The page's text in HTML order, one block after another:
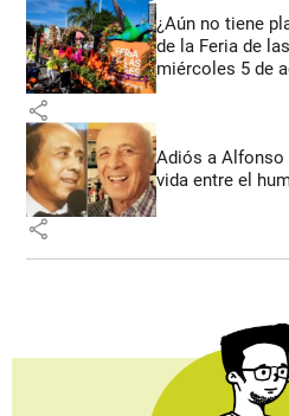
¿Aún no tiene
de la Feria de
miércoles 5 de
share
Adiós a Alfonso
vida entre el
share